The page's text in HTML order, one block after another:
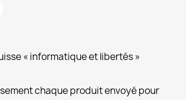
« informatique et libertés »
chaque produit envoyé pour